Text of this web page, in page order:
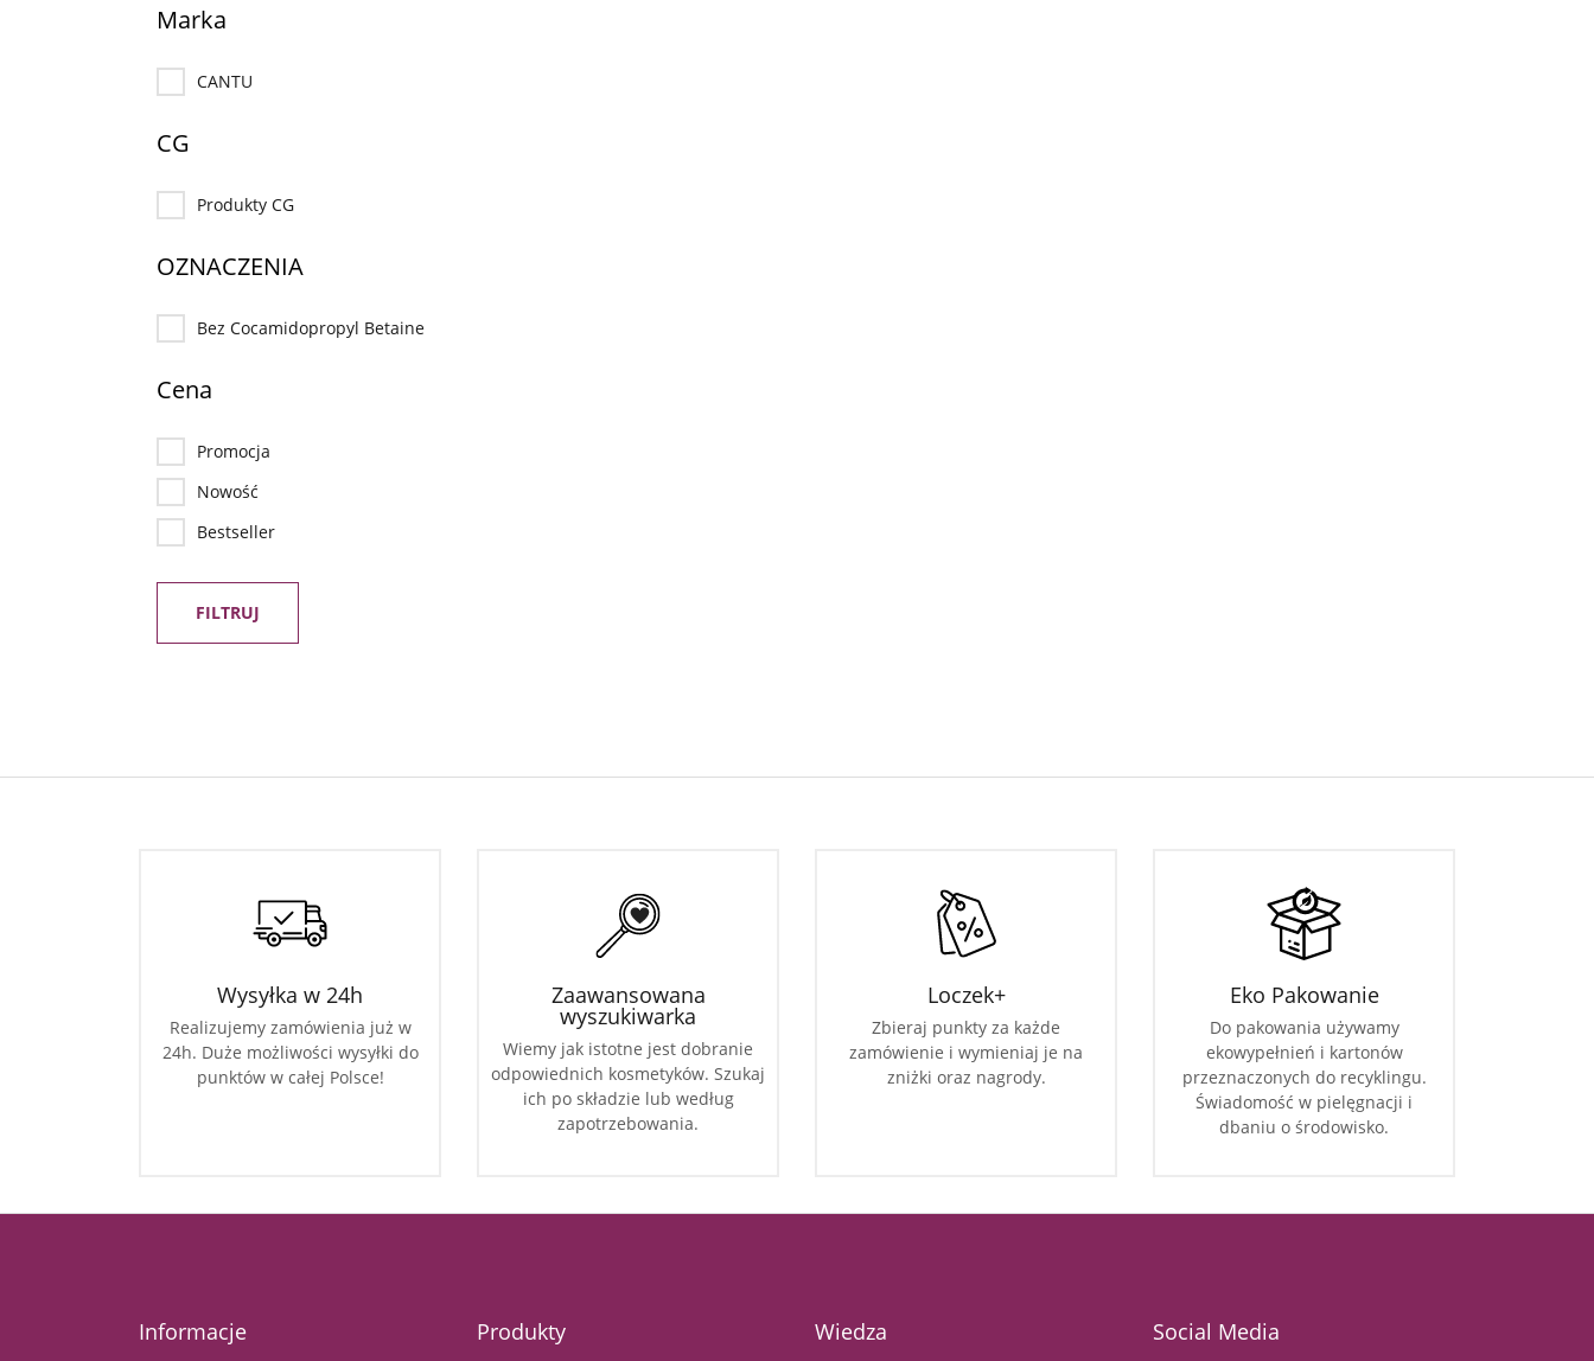
Marka
CANTU
CG
Produkty CG
OZNACZENIA
Bez Cocamidopropyl Betaine
Cena
Promocja
Nowość
Bestseller
FILTRUJ
Wysyłka w 24h
Realizujemy zamówienia już w
24h. Duże możliwości wysyłki do
punktów w całej Polsce!
Zaawansowana
wyszukiwarka
Wiemy jak istotne jest dobranie
odpowiednich kosmetyków. Szukaj
ich po składzie lub według
zapotrzebowania.
Loczek+
Zbieraj punkty za każde
zamówienie i wymieniaj je na
zniżki oraz nagrody.
Eko Pakowanie
Do pakowania używamy
ekowypełnień i kartonów
przeznaczonych do recyklingu.
Świadomość w pielęgnacji i
dbaniu o środowisko.
Informacje Produkty Wiedza Social Media